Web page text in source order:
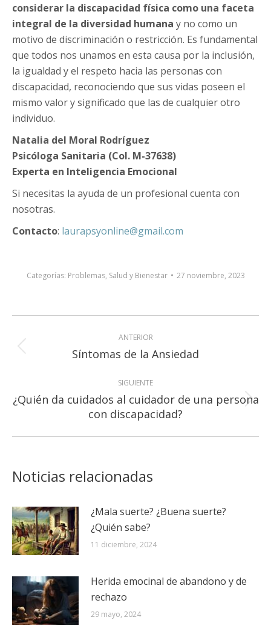
considerar la discapacidad física como una faceta
integral de la diversidad humana y no como un
motivo de discriminación o restricción. Es fundamental
que todos nos unamos en esta causa por la inclusión,
la igualdad y el respeto hacia las personas con
discapacidad, reconociendo que sus vidas poseen el
mismo valor y significado que las de cualquier otro
individuo.
Natalia del Moral Rodríguez
Psicóloga Sanitaria (Col. M-37638)
Experta en Inteligencia Emocional
Si necesitas la ayuda de un profesional cuenta con
nosotras.
Contacto: laurapsyonline@gmail.com
Categorías: Problemas, Salud y Bienestar 27 noviembre, 2023
entre
ANTERIOR
Publicación
Síntomas de la Ansiedad
SIGUIENTE
Publicación
siguiente:
¿Quién da cuidados al cuidador de una persona
con discapacidad?
Noticias relacionadas
¿Mala suerte? ¿Buena suerte?
¿Quién sabe?
11 diciembre, 2024
Herida emocinal de abandono y de
rechazo
29 mayo, 2024